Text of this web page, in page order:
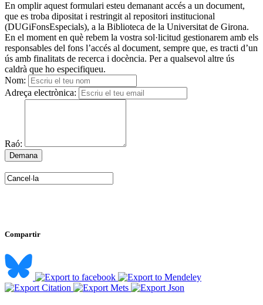
En omplir aquest formulari esteu demanant accés a un document,
que es troba dipositat i restringit al repositori institucional
(DUGiFonsEspecials), a la Biblioteca de la Universitat de Girona.
En el moment en què rebem la vostra sol·licitud gestionarem amb els
responsables del fons l’accés al document, sempre que, es tracti d’un
ús amb finalitats de recerca i docència. Per a qualsevol altre ús
caldrà que ho especifiqueu.
Nom:
Adreça electrònica:
Raó:
Compartir